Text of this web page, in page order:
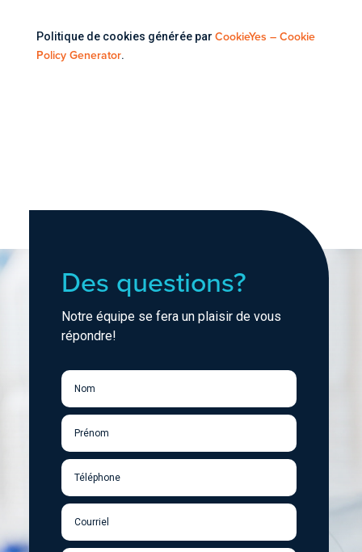
Politique de cookies générée par CookieYes – Cookie
Policy Generator.
Des questions?
Notre équipe se fera un plaisir de vous
répondre!